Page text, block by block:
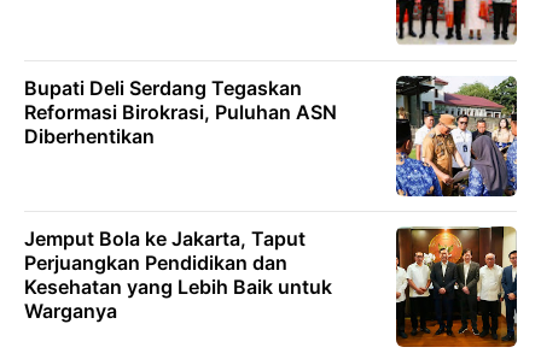
Bupati Deli Serdang Tegaskan
Reformasi Birokrasi, Puluhan ASN
Diberhentikan
Jemput Bola ke Jakarta, Taput
Perjuangkan Pendidikan dan
Kesehatan yang Lebih Baik untuk
Warganya